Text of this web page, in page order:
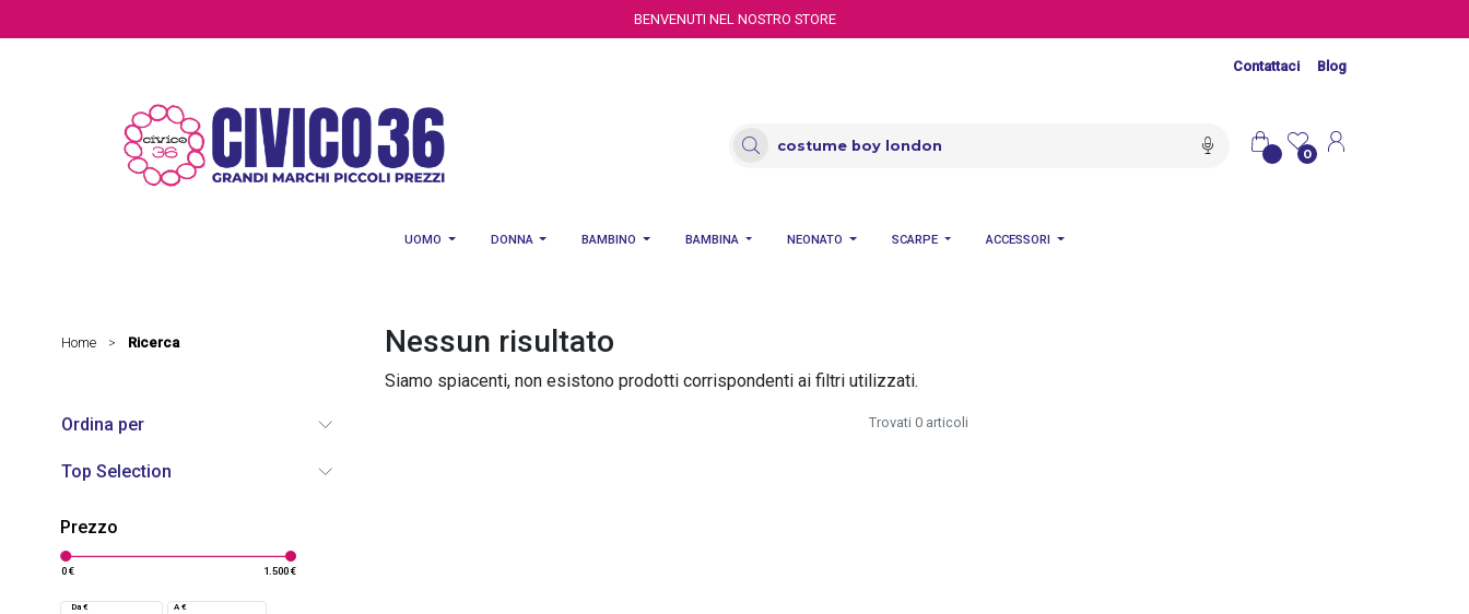
BENVENUTI NEL NOSTRO STORE
Contattaci Blog
0
UOMO DONNA BAMBINO BAMBINA NEONATO SCARPE ACCESSORI
Home > Ricerca
Ordina per
Top Selection
Prezzo
0 € 1.500 €
Da € A €
Nessun risultato
Siamo spiacenti, non esistono prodotti corrispondenti ai filtri utilizzati.
Trovati 0 articoli